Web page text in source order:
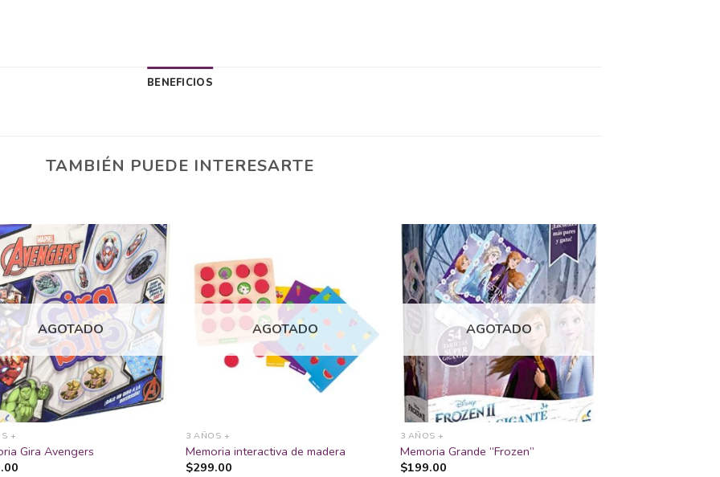
BENEFICIOS
TAMBIÉN PUEDE INTERESARTE
Añadir
a la
lista
de
deseos
AGOTADO
+
Gira Avengers
Añadir
a la
lista
deseos
AGOTADO
3 AÑOS +
Memoria interactiva de madera
$299.00
Añadir
lista
de
deseos
AGOTADO
3 AÑOS +
Memoria Grande “Frozen”
$199.00